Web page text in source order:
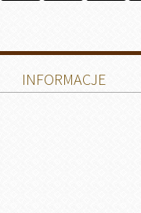
INFORMACJE